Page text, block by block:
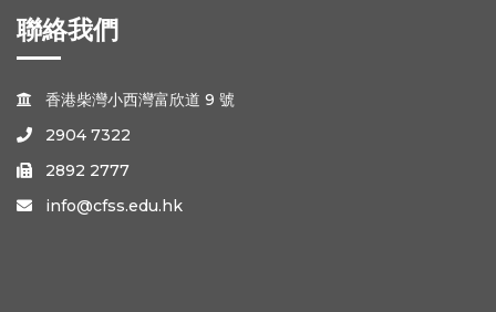
聯絡我們
 香港柴灣小西灣富欣道 9 號
 2904 7322
 2892 2777
 info@cfss.edu.hk